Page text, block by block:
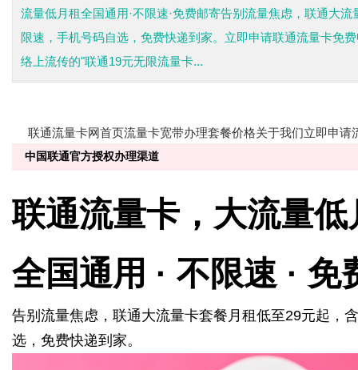
流量低月租全国通用·不限速·免费邮寄告别流量焦虑，联通大
限速，手机号码自选，免费快递到家。立即申请联通流量卡免
络上流传的"联通19元无限流量卡...
联通流量卡网首页流量卡宽带办理套餐价格关于我们立即申请
中国联通官方授权办理渠道
联通流量卡 ，大流量低
全国通用 · 不限速 · 免
告别流量焦虑，联通大流量卡套餐月租低至29元起，
选，免费快递到家。